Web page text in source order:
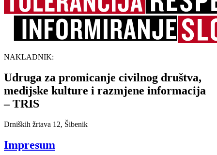
NAKLADNIK:
Udruga za promicanje civilnog društva,
medijske kulture i razmjene informacija
– TRIS
Drniških žrtava 12, Šibenik
Impresum